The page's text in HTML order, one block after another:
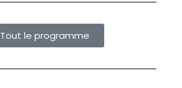
Tout le programme